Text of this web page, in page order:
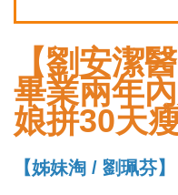
【劉安潔
畢業兩年
娘拼30天
【姊妹淘 / 劉珮芬】